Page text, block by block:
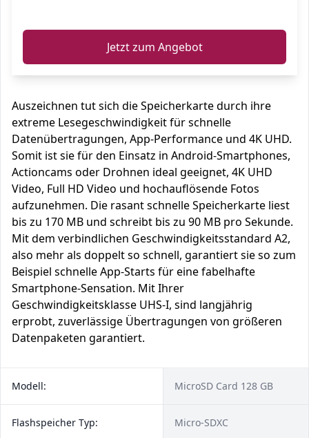
Jetzt zum Angebot
Auszeichnen tut sich die Speicherkarte durch ihre
extreme Lesegeschwindigkeit für schnelle
Datenübertragungen, App-Performance und 4K UHD.
Somit ist sie für den Einsatz in Android-Smartphones,
Actioncams oder Drohnen ideal geeignet, 4K UHD
Video, Full HD Video und hochauflösende Fotos
aufzunehmen. Die rasant schnelle Speicherkarte liest
bis zu 170 MB und schreibt bis zu 90 MB pro Sekunde.
Mit dem verbindlichen Geschwindigkeitsstandard A2,
also mehr als doppelt so schnell, garantiert sie so zum
Beispiel schnelle App-Starts für eine fabelhafte
Smartphone-Sensation. Mit Ihrer
Geschwindigkeitsklasse UHS-I, sind langjährig
erprobt, zuverlässige Übertragungen von größeren
Datenpaketen garantiert.
Modell: MicroSD Card 128 GB
Flashspeicher Typ: Micro-SDXC